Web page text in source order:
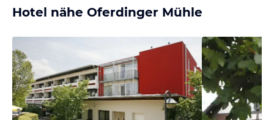
Hotel nähe Oferdinger Mühle